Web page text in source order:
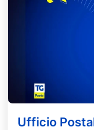
Ufficio